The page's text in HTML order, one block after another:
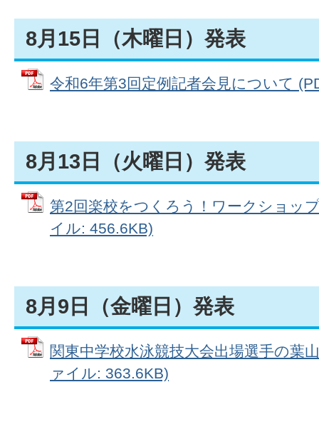
8月15日（木曜日）発表
令和6年第3回定例記者会見について
8月13日（火曜日）発表
第2回楽校をつくろう！ワークショッ
イル: 456.6KB)
8月9日（金曜日）発表
関東中学校水泳競技大会出場選手の葉
ァイル: 363.6KB)